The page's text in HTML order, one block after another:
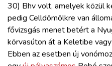
WEBSHOP
BELÉPÉS
30) Bhv volt, amelyek közül
pedig Celldömölkre van
fővizsgás menet betért a
körvasúton át a Keletibe
Ebben az esetben új